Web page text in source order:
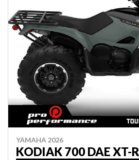
YAMAHA 2026
KODIAK 700 DAE XT-R